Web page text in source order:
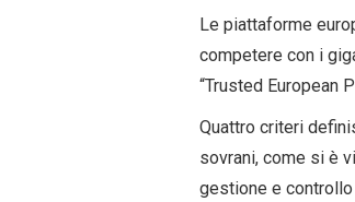
Le piattaforme
competere con i
“Trusted European
Quattro criteri
sovrani, come si è
gestione e controllo